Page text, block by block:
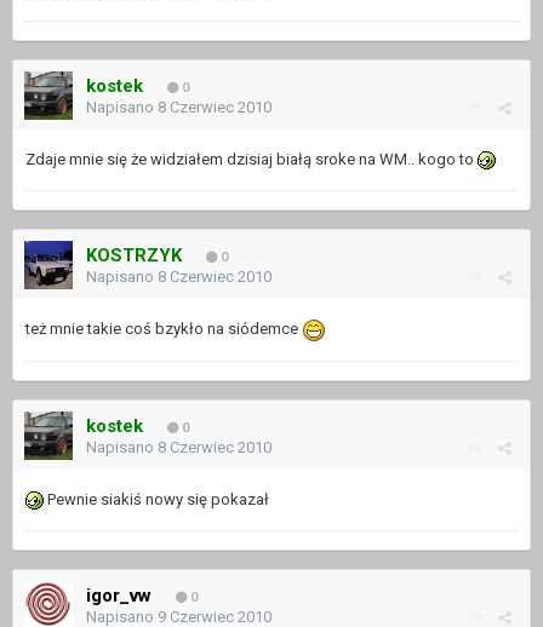
kostek 0
Napisano 8 Czerwiec 2010
Zdaje mnie się że widziałem dzisiaj białą sroke na WM.. kogo to
KOSTRZYK 0
Napisano 8 Czerwiec 2010
też mnie takie coś bzykło na siódemce
kostek 0
Napisano 8 Czerwiec 2010
Pewnie siakiś nowy się pokazał
igor_vw 0
Napisano 9 Czerwiec 2010